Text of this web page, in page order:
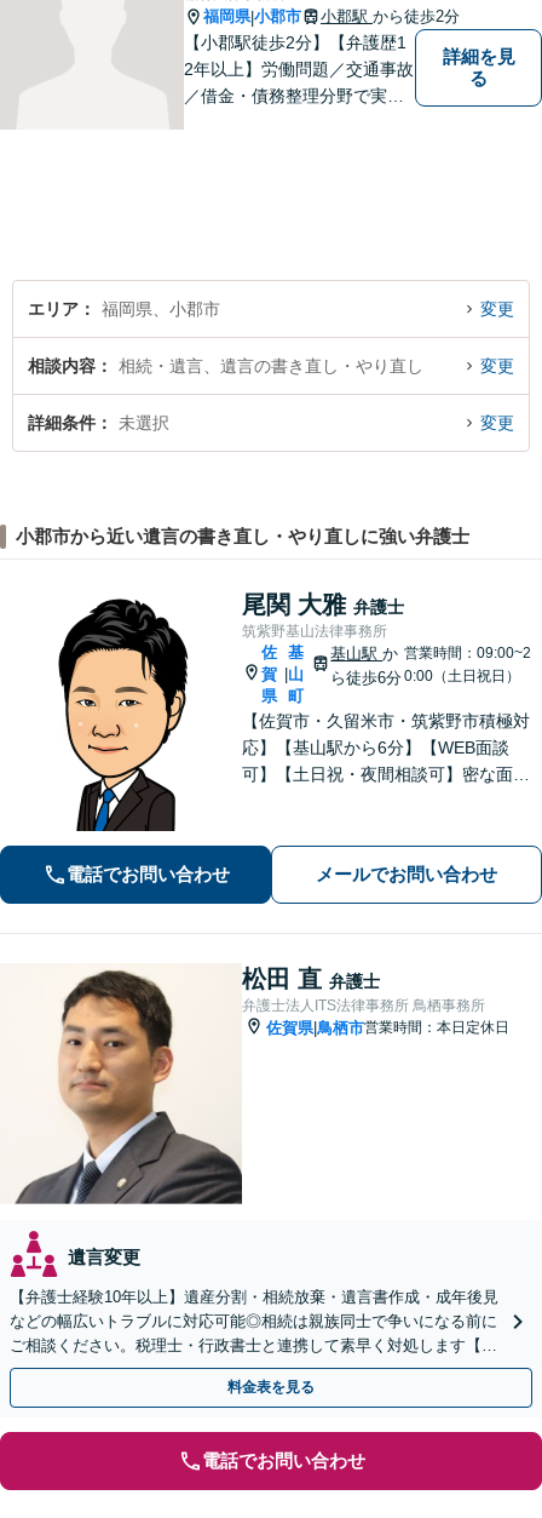
福岡県|小郡市 小郡駅 から徒歩2分
【小郡駅徒歩2分】【弁護歴1
2年以上】労働問題／交通事故
／借金・債務整理分野で実績
詳細を見
る
エリア 福岡県、小郡市 変更
相談内容 相続・遺言、遺言の書き直し・やり直し 変更
詳細条件 未選択 変更
小郡市から近い遺言の書き直し・やり直しに強い弁護士
尾関 大雅 弁護士
筑紫野基山法律事務所
佐
賀
県
基
山
町
基山駅か
ら徒歩6分
営業時間：09:00~2
0:00（土日祝日）
【佐賀市・久留米市・筑紫野市積極対
応】【基山駅から6分】【WEB面談
可】【土日祝・夜間相談可】密な面談
り、最善を尽くします。「相談者様に
寄り添い親身に対応」【個室対応／守
秘義務厳守】
電話でお問い合わせ メールでお問い合わせ
松田 直 弁護士
弁護士法人ITS法律事務所 鳥栖事務所
佐賀県|鳥栖市営業時間：本日定休日
遺言変更
【弁護士経験10年以上】遺産分割・相続放棄・遺言書作成・成年後見
などの幅広いトラブルに対応可能◎相続は親族同士で争いになる前に
ご相談ください。税理士・行政書士と連携して素早く対処します【夜
間・休日の相談可能】【初回のご相談30分無料】
料金表を見る
電話でお問い合わせ